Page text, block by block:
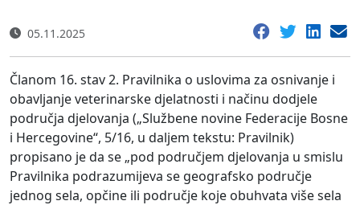
05.11.2025
Članom 16. stav 2. Pravilnika o uslovima za osnivanje i
obavljanje veterinarske djelatnosti i načinu dodjele
područja djelovanja („Službene novine Federacije Bosne
i Hercegovine“, 5/16, u daljem tekstu: Pravilnik)
propisano je da se „pod područjem djelovanja u smislu
Pravilnika podrazumijeva se geografsko područje
jednog sela, opčine ili područje koje obuhvata više sela